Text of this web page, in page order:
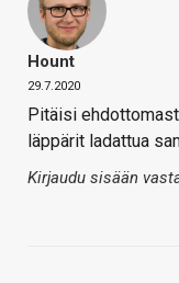
Hount
29.7.2020
Pitäisi
läppärit ladattua
Kirjaudu sisään